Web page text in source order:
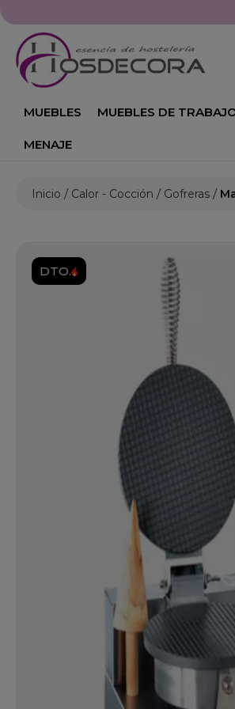
MUEBLES MUEBLES DE
MENAJE
Inicio Calor - Cocción Gofreras
DTO.